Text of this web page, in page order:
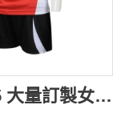
WTV145 大量訂製女裝運動套裝 設計女裝運動套裝熱升華 彩印 排球隊衫 運動套裝專營店 熱升華衣服 黑色褲子